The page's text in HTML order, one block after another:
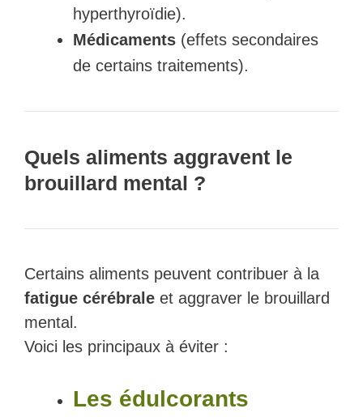
hyperthyroïdie).
Médicaments (effets secondaires
de certains traitements).
Quels aliments aggravent le
brouillard mental ?
Certains aliments peuvent contribuer à la
fatigue cérébrale et aggraver le brouillard
mental.
Voici les principaux à éviter :
Les édulcorants